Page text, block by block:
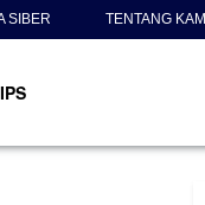
SIBER TENTANG KAMI